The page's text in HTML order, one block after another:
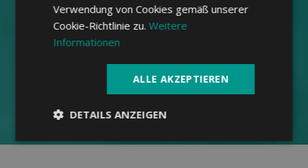
Kranken­kasse jetzt online
finden
Jetzt Angebot anfordern
Verwendung von Cookies gemäß unserer
Cookie-Richtlinie zu.Weitere
Informationen
ALLE AKZEPTIEREN
DETAILS ANZEIGEN